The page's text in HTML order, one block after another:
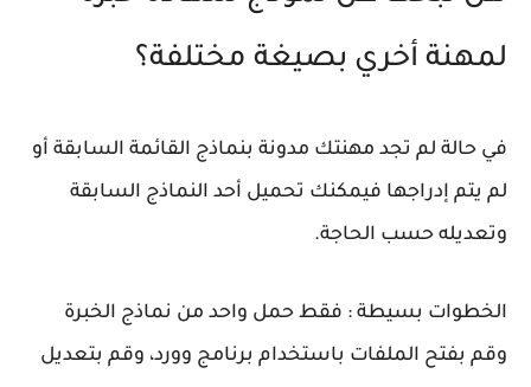
لمهنة أخري بصيغة مختلفة؟
في حالة لم تجد مهنتك مدونة بنماذج القائمة السابقة أو
لم يتم إدراجها فيمكنك تحميل أحد النماذج السابقة
وتعديله حسب الحاجة.
الخطوات بسيطة : فقط حمل واحد من نماذج الخبرة
وقم بفتح الملفات باستخدام برنامج وورد، وقم بتعديل